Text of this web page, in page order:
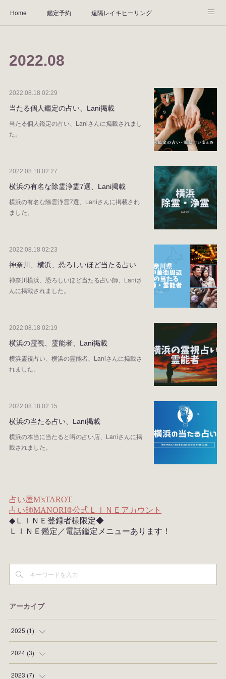
Home 鑑定予約 遠隔レイキヒーリング
Instagram お客様の声
2022.08
2022.08.18 02:29
当たる個人鑑定の占い、Lani掲載
当たる個人鑑定の占い、Laniさんに掲載されまし
た。
2022.08.18 02:27
横浜の有名な除霊浄霊7選、Lani掲載
横浜の有名な除霊浄霊7選、Laniさんに掲載され
ました。
2022.08.18 02:23
神奈川、横浜、恐ろしいほど当たる占い…
神奈川横浜、恐ろしいほど当たる占い師、Laniさ
んに掲載されました。
2022.08.18 02:19
横浜の霊視、霊能者、Lani掲載
横浜霊視占い、横浜の霊能者、Laniさんに掲載さ
れました。
2022.08.18 02:15
横浜の当たる占い、Lani掲載
横浜の本当に当たると噂の占い店、Laniさんに掲
載されました。
アーカイブ
2025 (1)
( )
2024 (3)
( )
2023 (7)